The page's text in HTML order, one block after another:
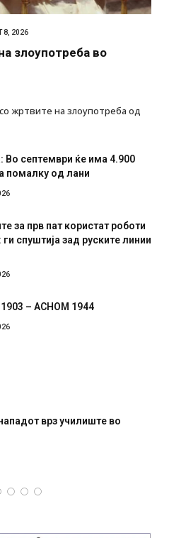
8, 2026
злоупотреба во
жртвите на злоупотреба од
Во септември ќе има 4.900
помалку од лани
за прв пат користат роботи
спуштија зад руските линии
– АСНОМ 1944
СОЗИС: Украинците повеќе